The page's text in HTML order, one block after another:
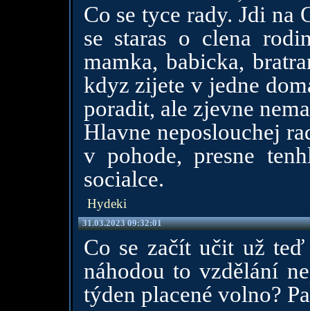
Co se tyce rady. Jdi na
se staras o clena
mamka, babicka,
kdyz zijete v jedne
poradit, ale zjevne
Hlavne neposlouchej
v pohode, presne
socialce.
Hydeki
31.03.2023 09:32:01
Co se začít učit už
náhodou to vzdělání
týden placené volno?